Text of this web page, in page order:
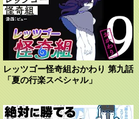
レッツゴー怪奇組おかわり 第九話
「夏の行楽スペシャル」